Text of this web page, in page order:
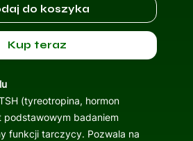
do koszyka
Kup teraz
(tyreotropina, hormon
badaniem
funkcji tarczycy. Pozwala na